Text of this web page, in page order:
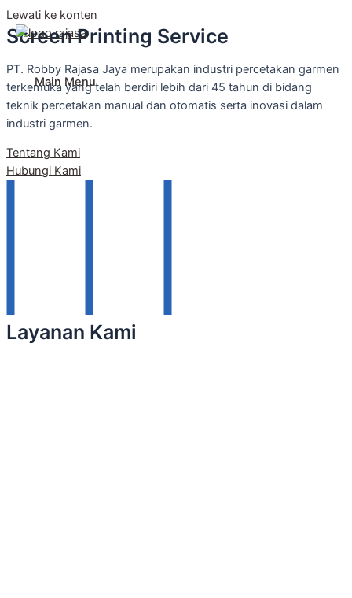
Lewati ke konten
Main Menu
Screen Printing Service
PT. Robby Rajasa Jaya merupakan industri percetakan garmen
terkemuka yang telah berdiri lebih dari 45 tahun di bidang
teknik percetakan manual dan otomatis serta inovasi dalam
industri garmen.
Tentang Kami
Hubungi Kami
Layanan Kami